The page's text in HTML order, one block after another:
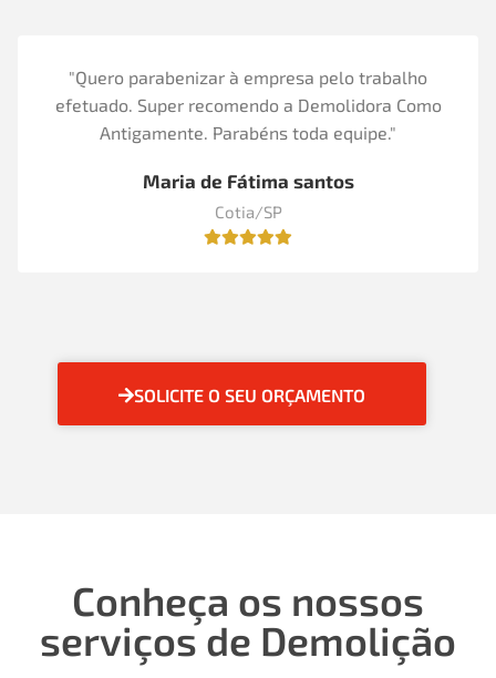
"Quero parabenizar à empresa pelo trabalho
efetuado. Super recomendo a Demolidora Como
Antigamente. Parabéns toda equipe."
Maria de Fátima santos
Cotia/SP
SOLICITE O SEU ORÇAMENTO
Conheça os nossos
serviços de Demolição